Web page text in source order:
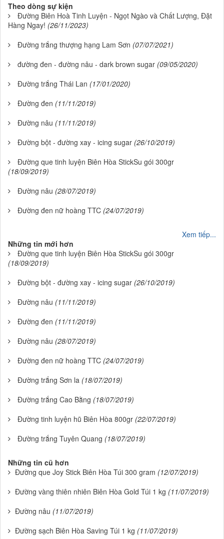
Theo dòng sự kiện
Đường Biên Hoà Tinh Luyện - Ngọt Ngào và Chất Lượng, Đặt
Hàng Ngay! (26/11/2023)
Đường trắng thượng hạng Lam Sơn (07/07/2021)
đường đen - đường nâu - dark brown sugar (09/05/2020)
Đường trắng Thái Lan (17/01/2020)
Đường đen (11/11/2019)
Đường nâu (11/11/2019)
Đường bột - đường xay - icing sugar (26/10/2019)
Đường que tinh luyện Biên Hòa StickSu gói 300gr
(18/09/2019)
Đường nâu (28/07/2019)
Đường đen nữ hoàng TTC (24/07/2019)
Xem tiếp...
Những tin mới hơn
Đường que tinh luyện Biên Hòa StickSu gói 300gr
(18/09/2019)
Đường bột - đường xay - icing sugar (26/10/2019)
Đường nâu (11/11/2019)
Đường đen (11/11/2019)
Đường nâu (28/07/2019)
Đường đen nữ hoàng TTC (24/07/2019)
Đường trắng Sơn la (18/07/2019)
Đường trắng Cao Bằng (18/07/2019)
Đường tinh luyện hũ Biên Hòa 800gr (22/07/2019)
Đường trắng Tuyên Quang (18/07/2019)
Những tin cũ hơn
Đường que Joy Stick Biên Hòa Túi 300 gram (12/07/2019)
Đường vàng thiên nhiên Biên Hòa Gold Túi 1 kg (11/07/2019)
Đường nâu (11/07/2019)
Đường sạch Biên Hòa Saving Túi 1 kg (11/07/2019)